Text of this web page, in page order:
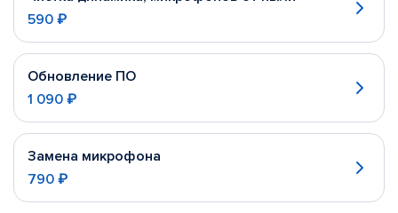
590 ₽
Обновление ПО
1 090 ₽
Замена микрофона
790 ₽